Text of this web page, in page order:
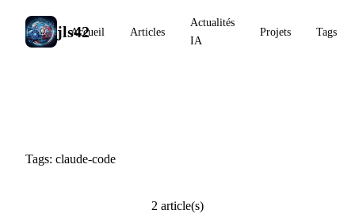
jls42
Accueil Articles
Actualités
IA
Projets Tags
Tags: claude-code
2 article(s)